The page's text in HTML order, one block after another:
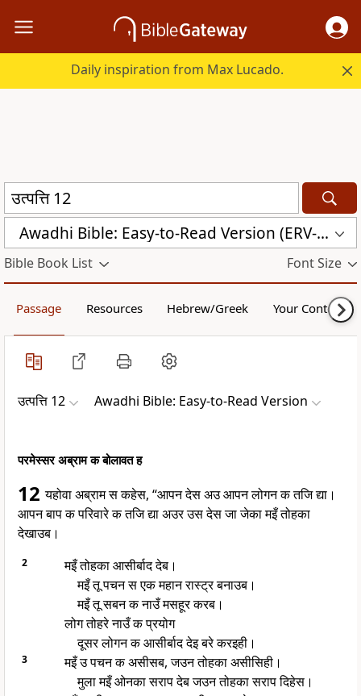
Daily inspiration from Max Lucado.
Awadhi Bible: Easy-to-Read Version (ERV-AWA)
Bible Book List Font Size
Passage Resources Hebrew/Greek Your Content
उत्पत्ति 12 Awadhi Bible: Easy-to-Read Version
परमेस्सर अब्राम क बोलावत ह
12यहोवा अब्राम स कहेस, “आपन देस अउ आपन लोगन क तजि द्या।
आपन बाप क परिवारे क तजि द्या अउर उस देस जा जेका मइँ तोहका
देखाउब।
2
मइँ तोहका आसीर्बाद देब।
मइँ तू पचन स एक महान रास्ट्र बनाउब।
मइँ तू सबन क नाउँ मसहूर करब।
लोग तोहरे नाउँ क प्रयोग
दूसर लोगन क आसीर्बाद देइ बरे करइही।
3
मइँ उ पचन क असीसब, जउन तोहका असीसिही।
मुला मइँ ओनका सराप देब जउन तोहका सराप दिहेस।